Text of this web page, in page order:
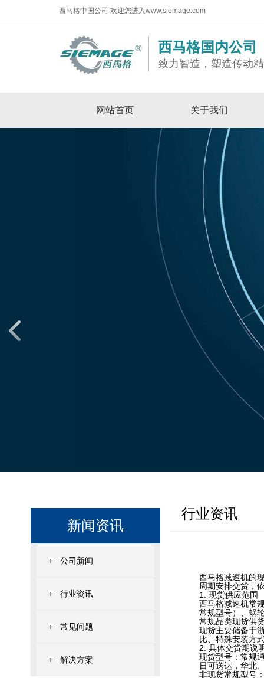
西马格中国公司 欢迎您进入www.siemage.com
西马格国内公司
致力智造，塑造传动
网站首页 关于我们
新闻资讯
+ 公司新闻
+ 行业资讯
+ 常见问题
+ 解决方案
行业资讯
西马格减速机的
周期安排交货，
1. 现货供应范围
西马格减速机常
常规型号）、蜗
常规品类现货供
现货主要储备于
比、特殊安装方
2. 具体交货期说
现货型号：常规
日可送达，华北
非现货常规型号